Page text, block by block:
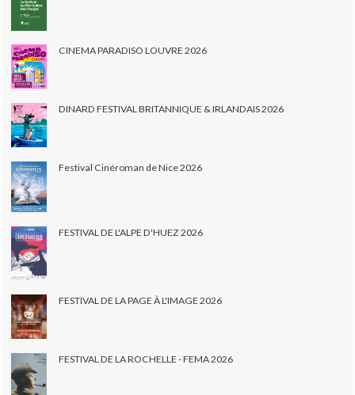
CINEMA PARADISO LOUVRE 2026
DINARD FESTIVAL BRITANNIQUE & IRLANDAIS 2026
Festival Cinéroman de Nice 2026
FESTIVAL DE L'ALPE D'HUEZ 2026
FESTIVAL DE LA PAGE À L'IMAGE 2026
FESTIVAL DE LA ROCHELLE - FEMA 2026